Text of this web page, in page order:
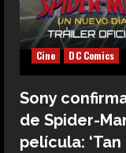
Cine DC Comics
Sony
de Spider-
película: